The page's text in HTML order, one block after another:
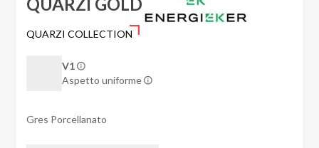
QUARZI COLLECTION
V1
Aspetto uniforme
Gres Porcellanato